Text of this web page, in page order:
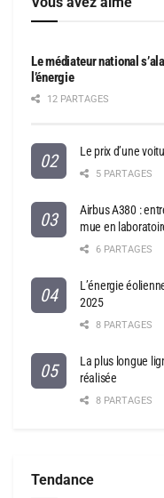
Le médiateur national
l’énergie
12 PARTAGES
Le prix d’une
5 PARTAGES
Airbus A380 :
mue en
6 PARTAGES
L’énergie
2025
8 PARTAGES
La plus longue
réalisée
8 PARTAGES
Tendance